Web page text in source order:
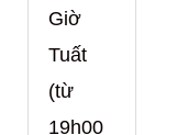
Giờ
Tuất
(từ
19h00